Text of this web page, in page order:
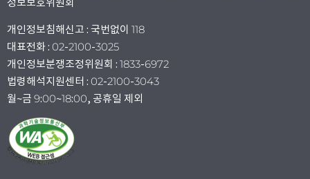
개인정보침해신고 : 국번없이 118
대표전화 : 02-2100-3025
개인정보분쟁조정위원회 : 1833-6972
법령해석지원센터 : 02-2100-3043
월~금 9:00~18:00, 공휴일 제외